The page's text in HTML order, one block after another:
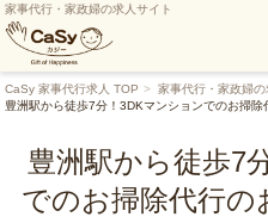
家事代行・家政婦の求人サイト
CaSy 家事代行求人 TOP 家事代行・家政婦の
豊洲駅から徒歩7分！3DKマンションでのお掃除
豊洲駅から徒歩7
でのお掃除代行の